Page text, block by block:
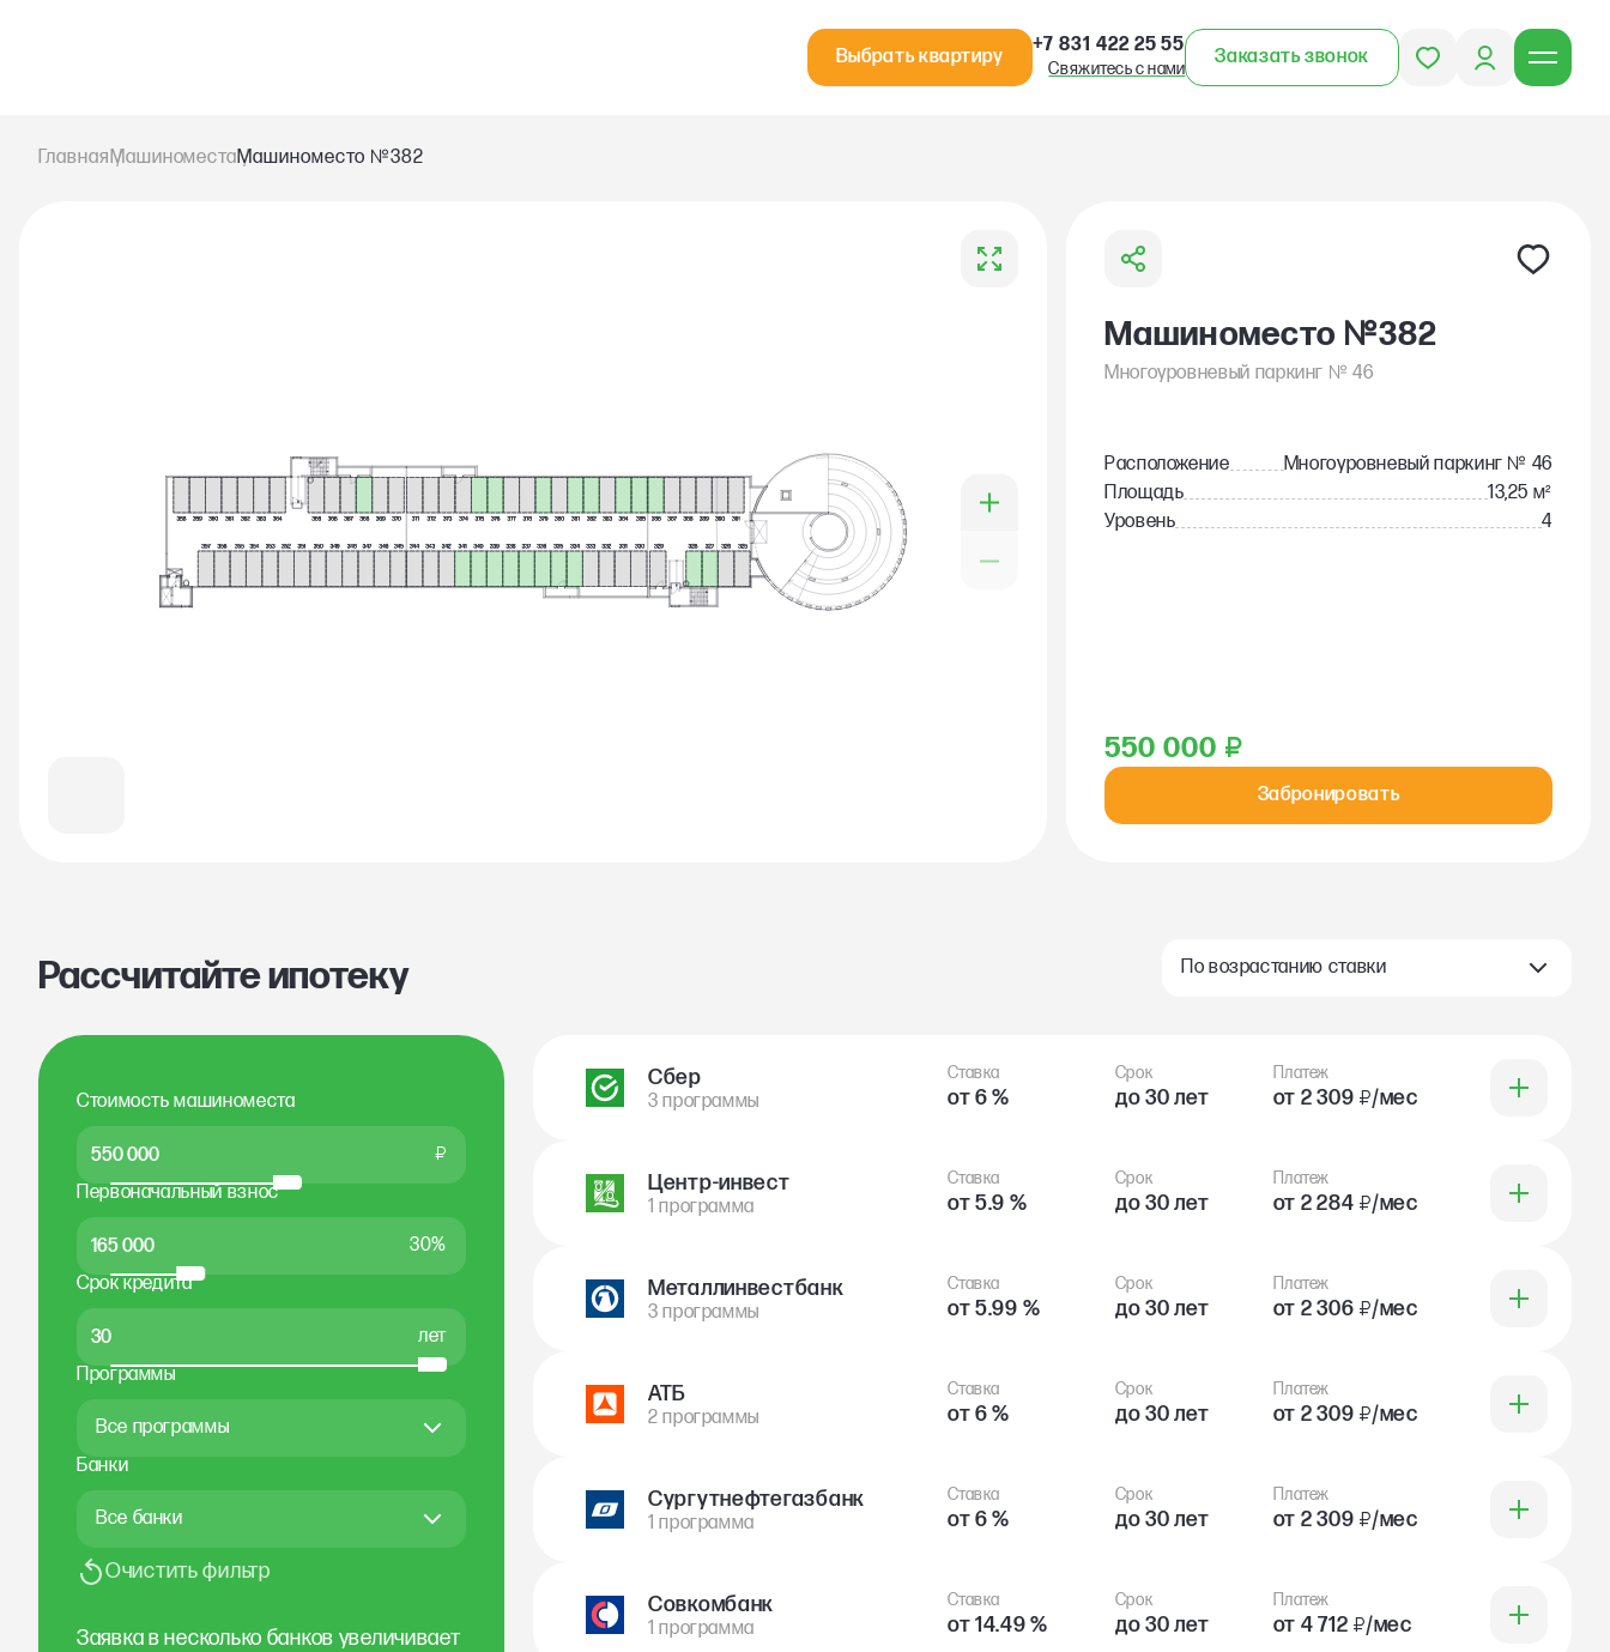
Выбрать квартиру
+7 831 422 25 55
Свяжитесь с нами
Заказать звонок
ГлавнаяМашиноместаМашиноместо №382
Машиноместо №382
Многоуровневый паркинг № 46
Расположение Многоуровневый паркинг № 46
Площадь
13,25 м²
Уровень
4
550 000 ₽
Забронировать
Рассчитайте ипотеку
Стоимость машиноместа
₽
Первоначальный взнос
30%
Срок кредита
лет
Программы
Все программы
Банки
Все банки
Очистить фильтр
Заявка в несколько банков увеличивает
По возрастанию ставки
3 программы
Сбер Ставка
от 6 %
Срок
до 30 лет
Платеж
от 2 309 ₽/мес
1 программа
Центр-инвест Ставка
от 5.9 %
Срок
до 30 лет
Платеж
от 2 284 ₽/мес
3 программы
Металлинвестбанк Ставка
от 5.99 %
Срок
до 30 лет
Платеж
от 2 306 ₽/мес
2 программы
АТБ Ставка
от 6 %
Срок
до 30 лет
Платеж
от 2 309 ₽/мес
1 программа
Сургутнефтегазбанк Ставка
от 6 %
Срок
до 30 лет
Платеж
от 2 309 ₽/мес
1 программа
Совкомбанк Ставка
от 14.49 %
Срок
до 30 лет
Платеж
от 4 712 ₽/мес